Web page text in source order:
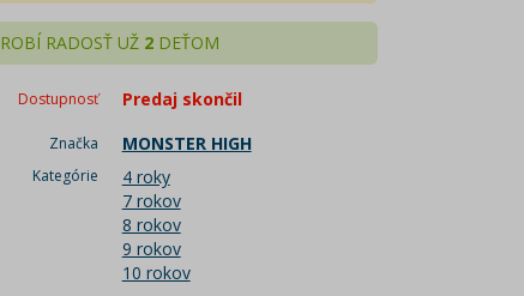
ROBÍ RADOSŤ UŽ 2 DEŤOM
Dostupnosť Predaj skončil
Značka MONSTER HIGH
Kategórie
4 roky
7 rokov
8 rokov
9 rokov
10 rokov